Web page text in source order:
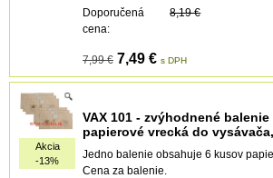
Doporučená
cena:
8,19 €
7,99 € 7,49 € s DPH
Akcia
-13%
VAX 101 - zvýhodnené balenie
papierové vrecká do
Jedno balenie obsahuje 6 kusov
Cena za balenie.